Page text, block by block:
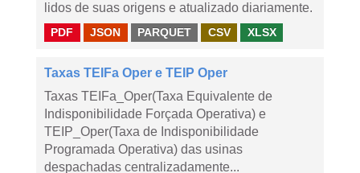
lidos de suas origens e atualizado diariamente.
PDF JSON PARQUET CSV XLSX
Taxas TEIFa Oper e TEIP Oper
Taxas TEIFa_Oper(Taxa Equivalente de
Indisponibilidade Forçada Operativa) e
TEIP_Oper(Taxa de Indisponibilidade
Programada Operativa) das usinas
despachadas centralizadamente...